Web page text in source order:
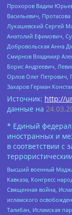
Прохоров Вадим
Васильевич,
Лукашевский Сергей
Анатолий Ефимович,
Добровольская Анна
Смирнов Владимир
Борис Андреевич,
Орлов Олег Петрович,
Захаров Герман
Источник: http://
данные на
* Единый
иностранных и
в соответствии с
Высший военный
Кавказа, Конгресс
Священная война,
исламского
Талибан, Исламская